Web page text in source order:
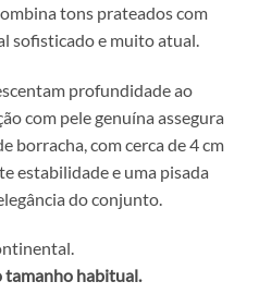
tons prateados com
sofisticado e muito atual.
profundidade ao
com pele genuína assegura
borracha, com cerca de 4 cm
estabilidade e uma pisada
do conjunto.
tamanho habitual.